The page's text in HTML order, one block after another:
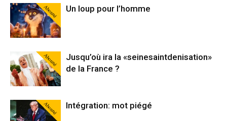
Abonné Un loup pour l’homme
Abonné
Jusqu’où ira la «seinesaintdenisation»
de la France ?
Abonné Intégration: mot piégé